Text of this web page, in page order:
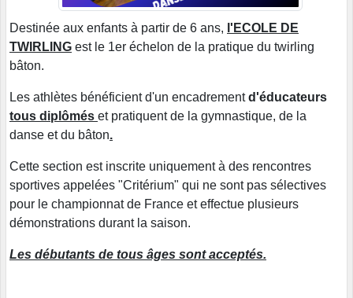
Destinée aux enfants à partir de 6 ans, l'ECOLE DE
TWIRLING est le 1er échelon de la pratique du twirling
bâton.
Les athlètes bénéficient d'un encadrementd'éducateurs
tous diplômés et pratiquent de la gymnastique, de la
danse et du bâton.
Cette section est inscrite uniquement à des rencontres
sportives appelées "Critérium" qui ne sont pas sélectives
pour le championnat de France et effectue plusieurs
démonstrations durant la saison.
Les débutants de tous âges sont acceptés.